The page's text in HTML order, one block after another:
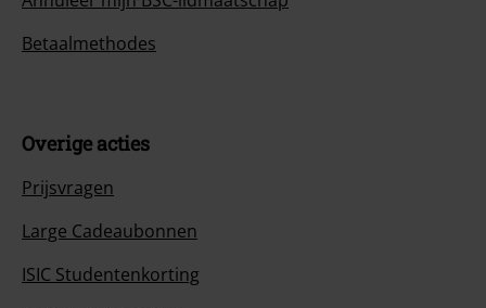
Betaalmethodes
Overige acties
Prijsvragen
Large Cadeaubonnen
ISIC Studentenkorting